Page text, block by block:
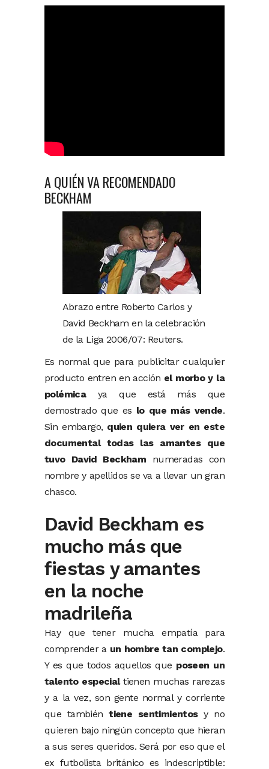
A QUIÉN VA RECOMENDADO
BECKHAM
Abrazo entre Roberto Carlos y
David Beckham en la celebración
de la Liga 2006/07: Reuters.
Es normal que para publicitar cualquier
producto entren en acción el morbo y la
polémicaya que está más que
demostrado que es lo que más vende.
Sin embargo, quien quiera ver en este
documental todas las amantes que
tuvo David Beckham numeradas con
nombre y apellidos se va a llevar un gran
chasco.
David Beckham es
mucho más que
fiestas y amantes
en la noche
madrileña
Hay que tener mucha empatía para
comprender a un hombre tan complejo.
Y es que todos aquellos que poseen un
talento especialtienen muchas rarezas
y a la vez, son gente normal y corriente
que tambiéntiene sentimientosy no
quieren bajo ningún concepto que hieran
a sus seres queridos. Será por eso que el
ex futbolista británico es indescriptible: